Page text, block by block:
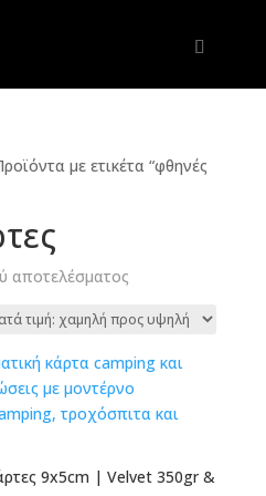
με ετικέτα “φθηνές
αποτελέσματος
9x5cm | Velvet 350gr &